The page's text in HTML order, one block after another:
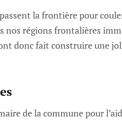
la frontière pour
nos régions frontalières
donc fait construire une
de la commune pour